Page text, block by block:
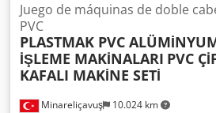
Minareliçavuş 10.024 km
Juego de máquinas de doble
PVC
PLASTMAK PVC
İŞLEME MAKİNALARI PVC
KAFALI MAKİNE SETİ